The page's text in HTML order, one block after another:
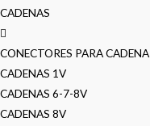
CADENAS
CONECTORES PARA CADENA
CADENAS 1V
CADENAS 6-7-8V
CADENAS 8V